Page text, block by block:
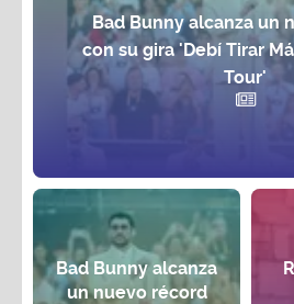
Bad Bunny alcanza un
con su gira 'Debí Tirar
Tour'
Bad Bunny alcanza
un nuevo récord